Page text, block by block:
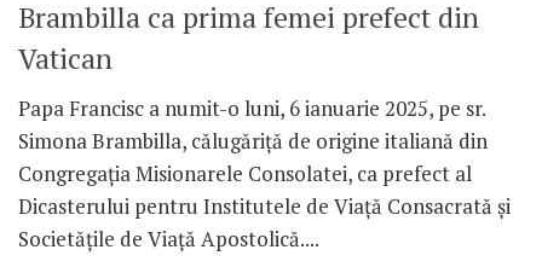
Brambilla ca prima femei prefect din
Vatican
Papa Francisc a numit-o luni, 6 ianuarie 2025, pe sr.
Simona Brambilla, călugăriță de origine italiană din
Congregația Misionarele Consolatei, ca prefect al
Dicasterului pentru Institutele de Viață Consacrată și
Societățile de Viață Apostolică....